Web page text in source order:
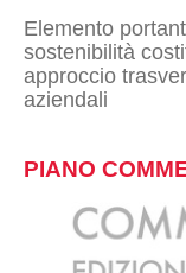
Elemento
sostenibilità
approccio
aziendali
PIANO